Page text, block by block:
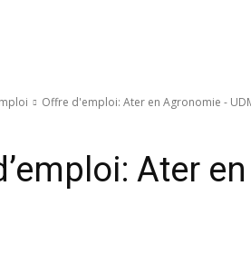
Offre d'emploi: Ater en Agronomie -
Ater